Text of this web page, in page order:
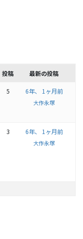
投稿 最新の投稿
5 6年、 1ヶ月前
大作永塚
3 6年、 1ヶ月前
大作永塚